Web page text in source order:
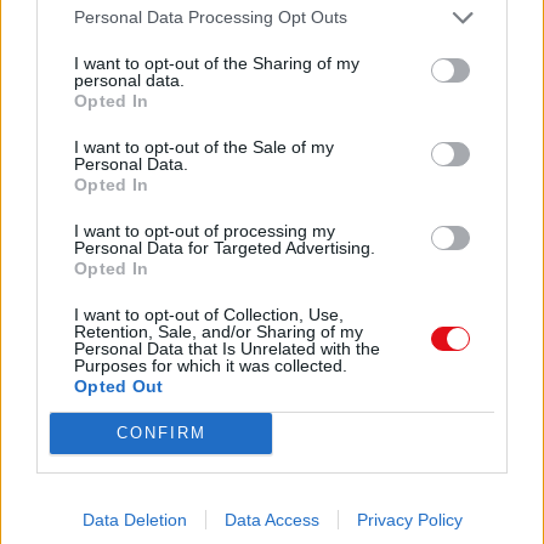
Personal Data Processing Opt Outs
I want to opt-out of the Sharing of my
personal data.
Opted In
I want to opt-out of the Sale of my
Personal Data.
Opted In
I want to opt-out of processing my
Personal Data for Targeted Advertising.
Opted In
I want to opt-out of Collection, Use,
Retention, Sale, and/or Sharing of my
Personal Data that Is Unrelated with the
Purposes for which it was collected.
Opted Out
CONFIRM
Data Deletion Data Access Privacy Policy
√
Fácil sustitución
Medio filtrante plisado
filtro plisado
Filtro antiestático
Calidad alimentaria
Poliéster conductor eléctrico con una
membrana de PTFE (filtro de cartucho)
TFE recubierto de fieltro antiestático con
Las especificaciones están sujetas a
Comparte el documento
Enlace a esta página
Enlace permanente
Utilice el enlace permanente a la página de descarga del
documento para compartir su documento en Facebook,
electrónico, Messenger, Whatsapp, Line..